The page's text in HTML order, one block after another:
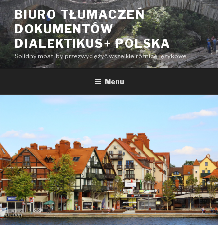
Przeskocz
do
treści
BIURO TŁUMACZEŃ
DOKUMENTÓW
DIALEKTIKUS+ POLSKA
Solidny most, by przezwyciężyć wszelkie różnice językowe
Menu